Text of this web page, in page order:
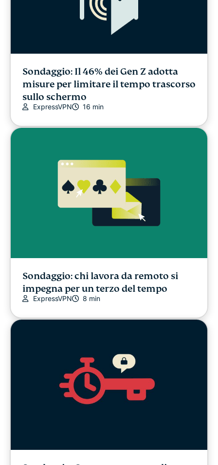
Sondaggio: Il 46% dei Gen Z adotta
misure per limitare il tempo trascorso
sullo schermo
ExpressVPN 16 min
Sondaggio: chi lavora da remoto si
impegna per un terzo del tempo
ExpressVPN 8 min